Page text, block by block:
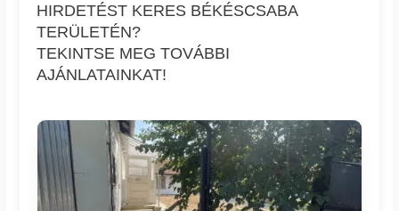
HIRDETÉST KERES BÉKÉSCSABA
TERÜLETÉN?
TEKINTSE MEG TOVÁBBI
AJÁNLATAINKAT!